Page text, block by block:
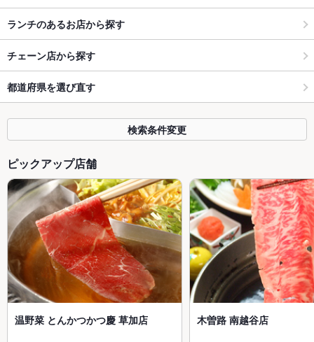
ランチのあるお店から探す
チェーン店から探す
都道府県を選び直す
検索条件変更
ピックアップ店舗
温野菜 とんかつかつ慶 草加店 木曽路 南越谷店